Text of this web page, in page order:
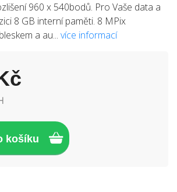
960 x 540bodů. Pro Vaše data a
8 GB interní paměti. 8 MPix
a au... více informací